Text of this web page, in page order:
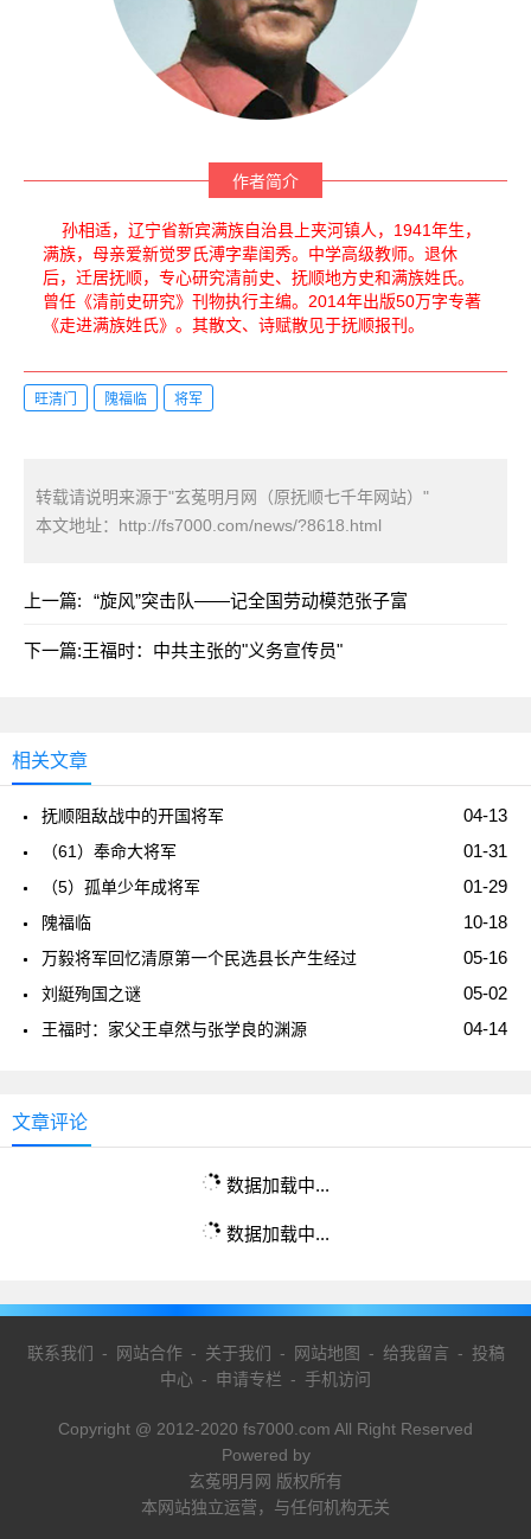
作者简介
孙相适，辽宁省新宾满族自治县上夹河镇人，1941年生，
满族，母亲爱新觉罗氏溥字辈闺秀。中学高级教师。退休
后，迁居抚顺，专心研究清前史、抚顺地方史和满族姓氏。
曾任《清前史研究》刊物执行主编。2014年出版50万字专著
《走进满族姓氏》。其散文、诗赋散见于抚顺报刊。
旺清门 隗福临 将军
转载请说明来源于"玄菟明月网（原抚顺七千年网站）"
本文地址： http://fs7000.com/news/?8618.html
上一篇: “旋风”突击队——记全国劳动模范张子富
下一篇:王福时：中共主张的"义务宣传员"
相关文章
04-13
抚顺阻敌战中的开国将军
01-31
（61）奉命大将军
01-29
（5）孤单少年成将军
10-18
隗福临
05-16
万毅将军回忆清原第一个民选县长产生经过
05-02
刘綎殉国之谜
04-14
王福时：家父王卓然与张学良的渊源
文章评论
数据加载中...
数据加载中...
联系我们 - 网站合作- 关于我们 - 网站地图 - 给我留言 - 投稿
中心 - 申请专栏 - 手机访问
Copyright @ 2012-2020 fs7000.com All Right Reserved
Powered by
玄菟明月网 版权所有
本网站独立运营，与任何机构无关